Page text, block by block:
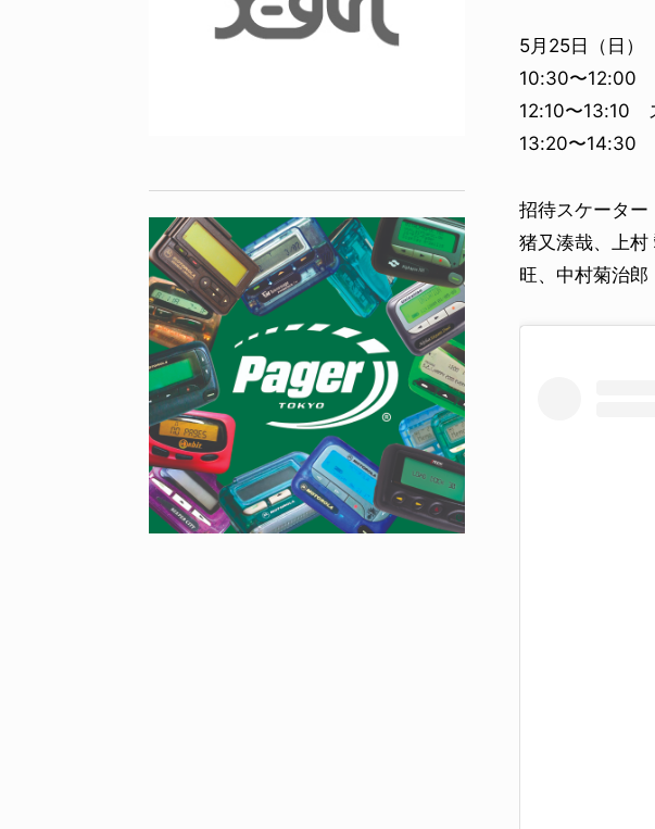
5月25日（日）
10:30〜12:00
12:10〜13:10
13:20〜14:30
招待スケーター
猪又湊哉、上
旺、中村菊治郎